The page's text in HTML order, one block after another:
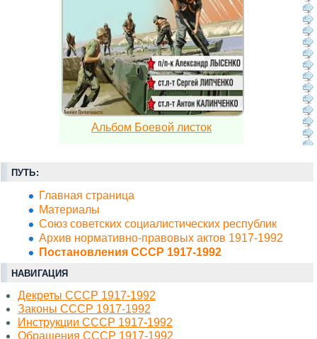
Альбом Боевой листок
ПУТЬ:
Главная страница
Материалы
Союз советских социалистических республик
Архив нормативно-правовых актов 1917-1992
Постановления СССР 1917-1992
НАВИГАЦИЯ
Декреты СССР 1917-1992
Законы СССР 1917-1992
Инструкции СССР 1917-1992
Обращения СССР 1917-1992